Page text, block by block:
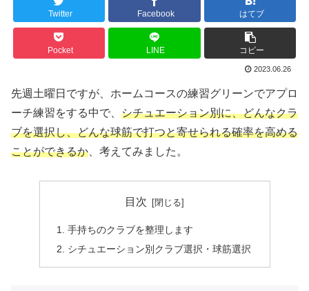
Twitter Facebook はてブ
Pocket LINE コピー
2023.06.26
先週土曜日ですが、ホームコースの練習グリーンでアプロ
ーチ練習をする中で、 シチュエーション別に、どんなクラ
ブを選択し、どんな球筋で打つと寄せられる確率を高める
ことができるか 、考えてみました。
目次
手持ちのクラブを整理します
シチュエーション別クラブ選択・球筋選択